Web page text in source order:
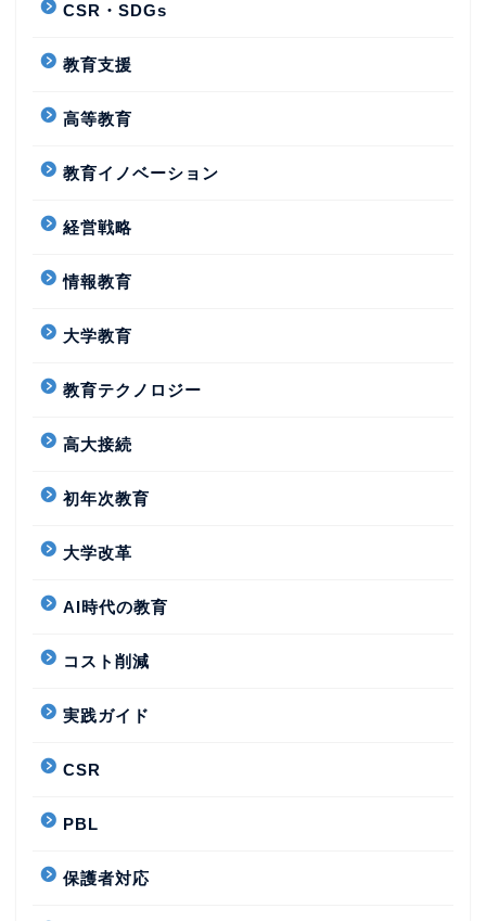
CSR・SDGs
教育支援
高等教育
教育イノベーション
経営戦略
情報教育
大学教育
教育テクノロジー
高大接続
初年次教育
大学改革
AI時代の教育
コスト削減
実践ガイド
CSR
PBL
保護者対応